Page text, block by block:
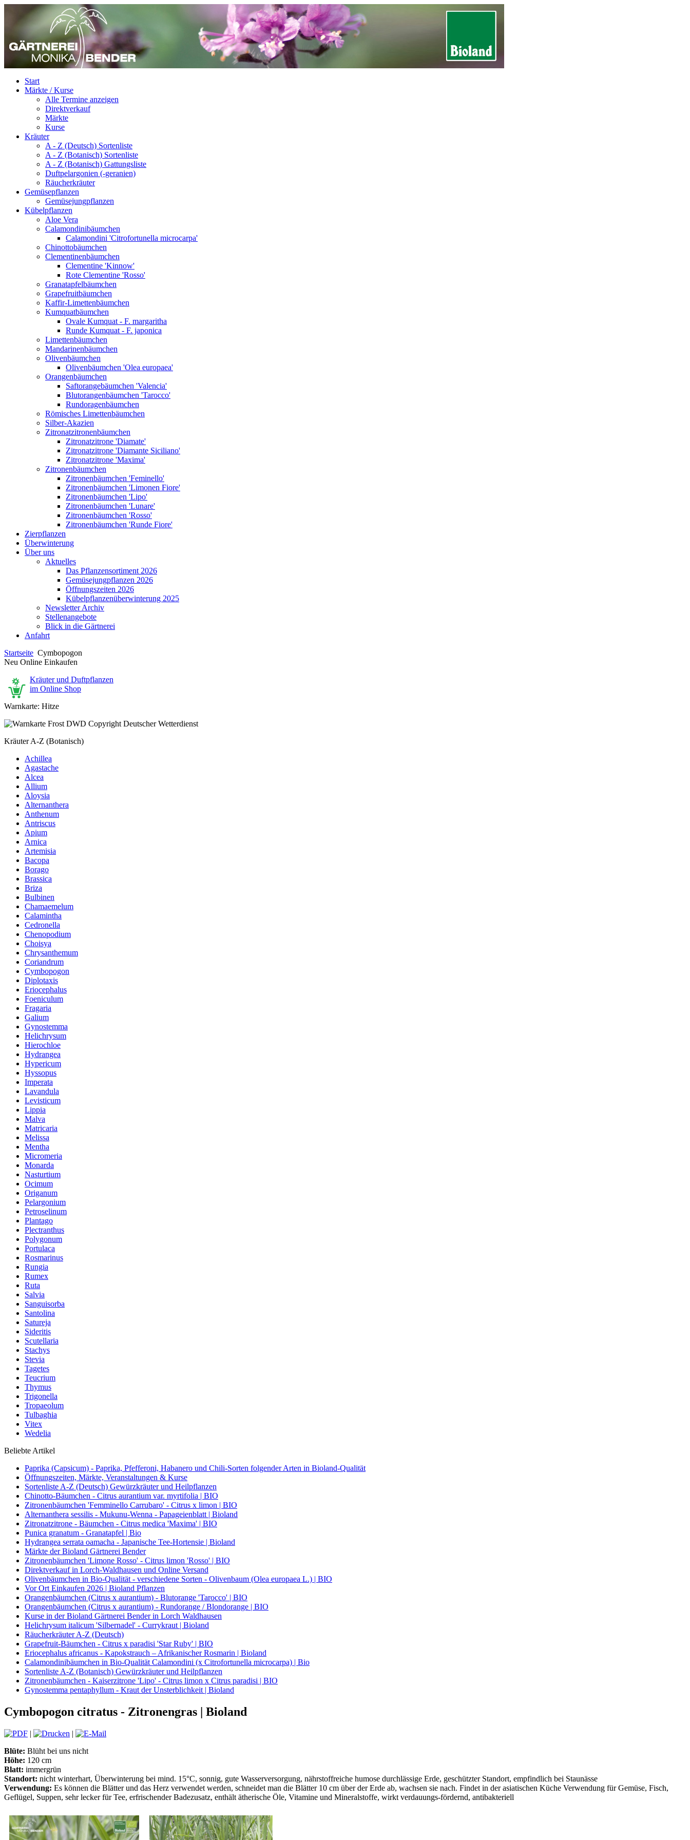
Start
Märkte / Kurse
Alle Termine anzeigen
Direktverkauf
Märkte
Kurse
Kräuter
A - Z (Deutsch) Sortenliste
A - Z (Botanisch) Sortenliste
A - Z (Botanisch) Gattungsliste
Duftpelargonien (-geranien)
Räucherkräuter
Gemüsepflanzen
Gemüsejungpflanzen
Kübelpflanzen
Aloe Vera
Calamondinibäumchen
Calamondini 'Citrofortunella microcarpa'
Chinottobäumchen
Clementinenbäumchen
Clementine 'Kinnow'
Rote Clementine 'Rosso'
Granatapfelbäumchen
Grapefruitbäumchen
Kaffir-Limettenbäumchen
Kumquatbäumchen
Ovale Kumquat - F. margaritha
Runde Kumquat - F. japonica
Limettenbäumchen
Mandarinenbäumchen
Olivenbäumchen
Olivenbäumchen 'Olea europaea'
Orangenbäumchen
Saftorangebäumchen 'Valencia'
Blutorangenbäumchen 'Tarocco'
Rundoragenbäumchen
Römisches Limettenbäumchen
Silber-Akazien
Zitronatzitronenbäumchen
Zitronatzitrone 'Diamate'
Zitronatzitrone 'Diamante Siciliano'
Zitronatzitrone 'Maxima'
Zitronenbäumchen
Zitronenbäumchen 'Feminello'
Zitronenbäumchen 'Limonen Fiore'
Zitronenbäumchen 'Lipo'
Zitronenbäumchen 'Lunare'
Zitronenbäumchen 'Rosso'
Zitronenbäumchen 'Runde Fiore'
Zierpflanzen
Überwinterung
Über uns
Aktuelles
Das Pflanzensortiment 2026
Gemüsejungpflanzen 2026
Öffnungszeiten 2026
Kübelpflanzenüberwinterung 2025
Newsletter Archiv
Stellenangebote
Blick in die Gärtnerei
Anfahrt
Startseite Cymbopogon
Neu Online Einkaufen
Kräuter und Duftpflanzen
im Online Shop
Warnkarte: Hitze
Kräuter A-Z (Botanisch)
Achillea
Agastache
Alcea
Allium
Aloysia
Alternanthera
Anthenum
Antriscus
Apium
Arnica
Artemisia
Bacopa
Borago
Brassica
Briza
Bulbinen
Chamaemelum
Calamintha
Cedronella
Chenopodium
Choisya
Chrysanthemum
Coriandrum
Cymbopogon
Diplotaxis
Eriocephalus
Foeniculum
Fragaria
Galium
Gynostemma
Helichrysum
Hierochloe
Hydrangea
Hypericum
Hyssopus
Imperata
Lavandula
Levisticum
Lippia
Malva
Matricaria
Melissa
Mentha
Micromeria
Monarda
Nasturtium
Ocimum
Origanum
Pelargonium
Petroselinum
Plantago
Plectranthus
Polygonum
Portulaca
Rosmarinus
Rungia
Rumex
Ruta
Salvia
Sanguisorba
Santolina
Satureja
Sideritis
Scutellaria
Stachys
Stevia
Tagetes
Teucrium
Thymus
Trigonella
Tropaeolum
Tulbaghia
Vitex
Wedelia
Beliebte Artikel
Paprika (Capsicum) - Paprika, Pfefferoni, Habanero und Chili-Sorten folgender Arten in Bioland-Qualität
Öffnungszeiten, Märkte, Veranstaltungen & Kurse
Sortenliste A-Z (Deutsch) Gewürzkräuter und Heilpflanzen
Chinotto-Bäumchen - Citrus aurantium var. myrtifolia | BIO
Zitronenbäumchen 'Femminello Carrubaro' - Citrus x limon | BIO
Alternanthera sessilis - Mukunu-Wenna - Papageienblatt | Bioland
Zitronatzitrone - Bäumchen - Citrus medica 'Maxima' | BIO
Punica granatum - Granatapfel | Bio
Hydrangea serrata oamacha - Japanische Tee-Hortensie | Bioland
Märkte der Bioland Gärtnerei Bender
Zitronenbäumchen 'Limone Rosso' - Citrus limon 'Rosso' | BIO
Direktverkauf in Lorch-Waldhausen und Online Versand
Olivenbäumchen in Bio-Qualität - verschiedene Sorten - Olivenbaum (Olea europaea L.) | BIO
Vor Ort Einkaufen 2026 | Bioland Pflanzen
Orangenbäumchen (Citrus x aurantium) - Blutorange 'Tarocco' | BIO
Orangenbäumchen (Citrus x aurantium) - Rundorange / Blondorange | BIO
Kurse in der Bioland Gärtnerei Bender in Lorch Waldhausen
Helichrysum italicum 'Silbernadel' - Currykraut | Bioland
Räucherkräuter A-Z (Deutsch)
Grapefruit-Bäumchen - Citrus x paradisi 'Star Ruby' | BIO
Eriocephalus africanus - Kapokstrauch – Afrikanischer Rosmarin | Bioland
Calamondinibäumchen in Bio-Qualität Calamondini (x Citrofortunella microcarpa) | Bio
Sortenliste A-Z (Botanisch) Gewürzkräuter und Heilpflanzen
Zitronenbäumchen - Kaiserzitrone 'Lipo' - Citrus limon x Citrus paradisi | BIO
Gynostemma pentaphyllum - Kraut der Unsterblichkeit | Bioland
Cymbopogon citratus - Zitronengras | Bioland
|
|
Blüte: Blüht bei uns nicht
Höhe: 120 cm
Blatt: immergrün
Standort: nicht winterhart, Überwinterung bei mind. 15°C, sonnig, gute Wasserversorgung, nährstoffreiche humose durchlässige Erde, geschützter Standort, empfindlich bei Staunässe
Verwendung: Es können die Blätter und das Herz verwendet werden, schneidet man die Blätter 10 cm über der Erde ab, wachsen sie nach. Findet in der asiatischen Küche Verwendung für Gemüse, Fisch,
Geflügel, Suppen, sehr lecker für Tee, erfrischender Badezusatz, enthält ätherische Öle, Vitamine und Mineralstoffe, wirkt verdauungs-fördernd, antibakteriell